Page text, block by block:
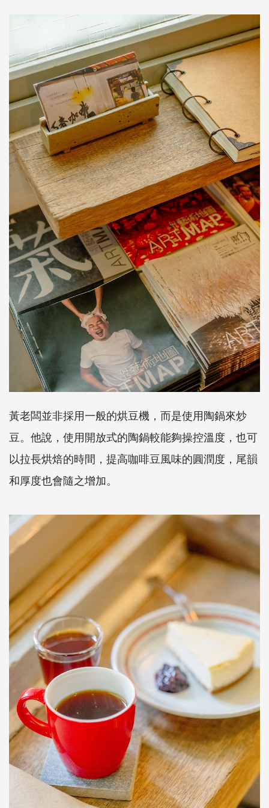
黃老闆並非採用一般的烘豆機，而是使用陶鍋來炒
豆。他說，使用開放式的陶鍋較能夠操控溫度，也可
以拉長烘焙的時間，提高咖啡豆風味的圓潤度，尾韻
和厚度也會隨之增加。